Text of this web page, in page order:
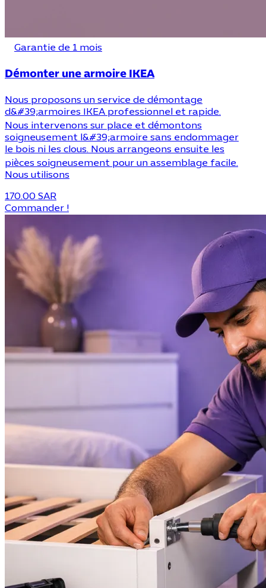
Garantie de 1 mois
Démonter une armoire IKEA
Nous proposons un service de démontage
d&#39;armoires IKEA professionnel et rapide.
Nous intervenons sur place et démontons
soigneusement l&#39;armoire sans endommager
le bois ni les clous. Nous arrangeons ensuite les
pièces soigneusement pour un assemblage facile.
Nous utilisons
170.00 SAR
Commander !